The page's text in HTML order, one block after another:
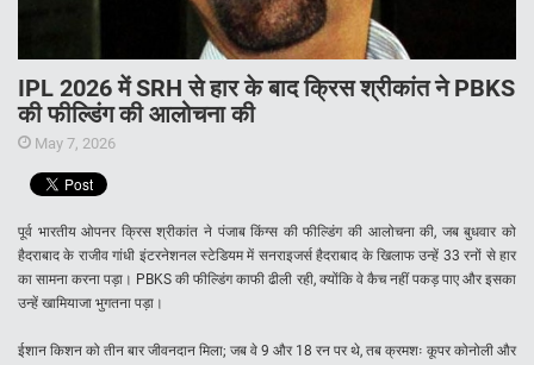
IPL 2026 में SRH से हार के बाद क्रिस श्रीकांत ने PBKS
की फील्डिंग की आलोचना की
May 7, 2026
पूर्व भारतीय ओपनर क्रिस श्रीकांत ने पंजाब किंग्स की फील्डिंग की आलोचना की, जब बुधवार को
हैदराबाद के राजीव गांधी इंटरनेशनल स्टेडियम में सनराइजर्स हैदराबाद के खिलाफ उन्हें 33 रनों से हार
का सामना करना पड़ा। PBKS की फील्डिंग काफी ढीली रही, क्योंकि वे कैच नहीं पकड़ पाए और इसका
उन्हें खामियाजा भुगतना पड़ा।
ईशान किशन को तीन बार जीवनदान मिला; जब वे 9 और 18 रन पर थे, तब क्रमशः कूपर कोनोली और